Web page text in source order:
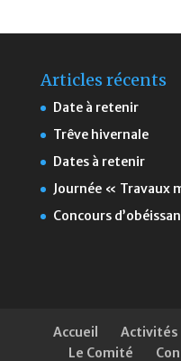
Articles récents
Date à retenir
Trêve hivernale
Dates à retenir
Journée « Travaux
Concours
Accueil Activités
Le Comité